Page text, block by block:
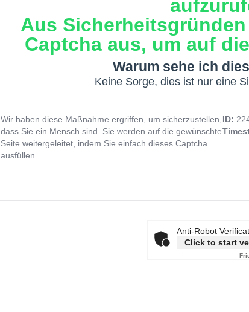
Aus
Captcha aus, um auf
Warum sehe ich
Keine Sorge, dies ist nur eine
Wir haben diese Maßnahme ergriffen, um sicherzustellen,
dass Sie ein Mensch sind. Sie werden auf die gewünschte
Seite weitergeleitet, indem Sie einfach dieses Captcha
ausfüllen.
ID:
Anti-Robot
Click to start